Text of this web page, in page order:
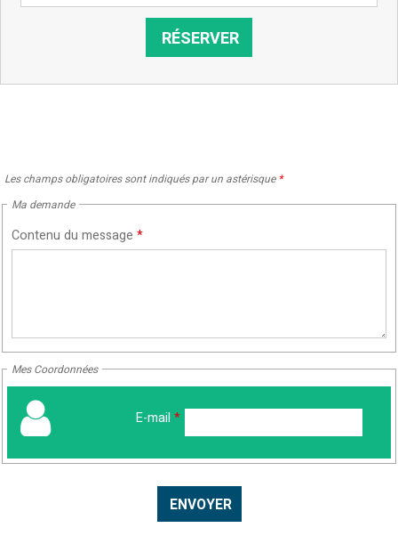
Les champs obligatoires sont indiqués par un astérisque *
Ma demande
Contenu du message *
Mes Coordonnées
E-mail *